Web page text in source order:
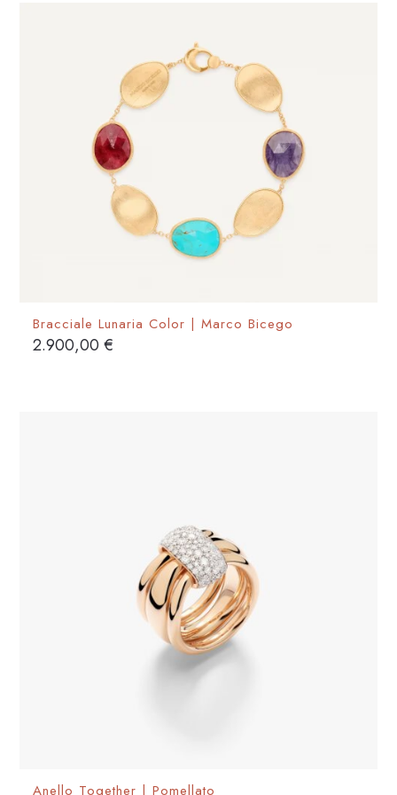
Bracciale Lunaria Color | Marco Bicego
2.900,00€
Anello Together | Pomellato